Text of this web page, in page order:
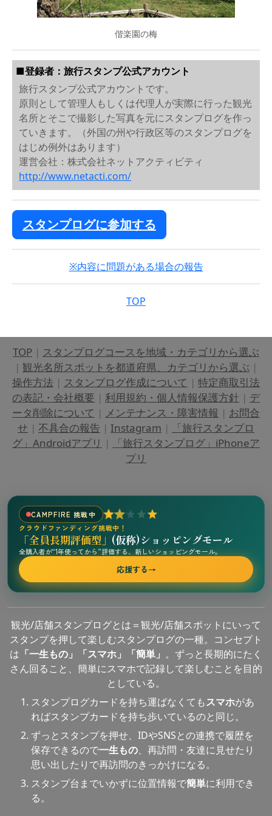
偕楽園の梅
■登録者：旅行スタンプ公式アカウント
旅行スタンプ公式アカウントです。
原則として管理人もしくは代理人が実際に行った観光
名所とそこで撮影した写真を元にスタンプログを作っ
ていきます。（外国の州や行政区等のスタンプログを
はじめ例外はあります）
運営会社：株式会社ネットアクティビティ
http://www.netacti.com/
スタンプログに参加する
※内容に問題がある場合の報告
TOP
TOP | スタンプログコースを地域・カテゴリから選ぶ
| 観光名所スポットを都道府県、カテゴリから選ぶ |
操作方法 | スタンプログ作成について | 特定商取引法
の表記・会社概要 | 利用規約・個人情報保護方針 | デ
ータ削除について | メンテナンス・障害情報 | お問合
せ | 不具合の報告 | Instagram |
「旅行スタンプロ
グ」Androidアプリ |
「旅行スタンプログ」iPhoneア
プリ
CAMPFIRE 挑戦中
クラウドファンディング挑戦中！
「全員長期評価型」 (仮称)ショッピングモール
全購入者が“1年使ってから”評価する、新しいショッピングモール。
応援する→
観光/店舗スタンプログとは＝観光/店舗スポットにいって
スタンプを押して楽しむスタンプログの一種。コンセプト
は 「一生もの」「スマホ」「簡単」 。ずっと長期的にたく
さん回ること、簡単にスマホで記録して楽しむことを目的
としている。
スタンプログカードを持ち運ばなくてもスマホがあ
ればスタンプカードを持ち歩いているのと同じ。
ずっとスタンプを押せ、IDやSNSとの連携で履歴を
保存できるので一生もの、再訪問・友達に見せたり
思い出したりで再訪問のきっかけになる。
スタンプ台までいかずに位置情報で簡単に利用でき
る。